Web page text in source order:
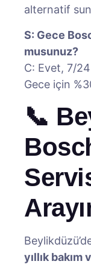
alternatif
S: Gece
musunuz?
C: Evet, 7/
Gece için
📞
yıllık bakım